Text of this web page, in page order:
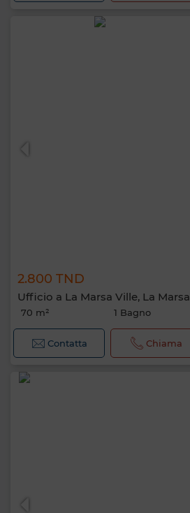
2.800 TND
Ufficio a La Marsa Ville, La Marsa
70 m² 1 Bagno
Contatta Chiama